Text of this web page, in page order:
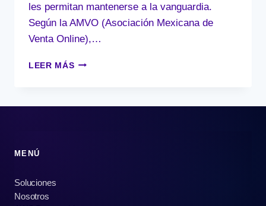
les permitan mantenerse a la vanguardia.
Según la AMVO (Asociación Mexicana de
Venta Online),…
LEER MÁSEL
MENÚ
Soluciones
Nosotros